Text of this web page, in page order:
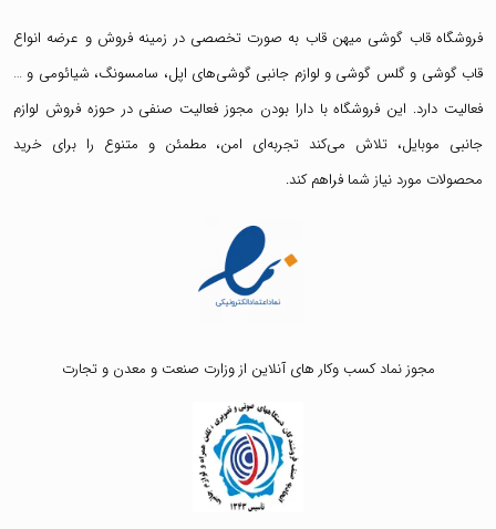
فروشگاه قاب گوشی میهن قاب به صورت تخصصی در زمینه فروش و عرضه انواع
قاب گوشی وگلس گوشی و لوازم جانبی گوشی‌های اپل، سامسونگ، شیائومی و …
فعالیت دارد. این فروشگاه با دارا بودن مجوز فعالیت صنفی در حوزه فروش لوازم
جانبی موبایل، تلاش می‌کند تجربه‌ای امن، مطمئن و متنوع را برای خرید
محصولات مورد نیاز شما فراهم کند.
مجوز نماد کسب وکار های آنلاین از وزارت صنعت و معدن و تجارت